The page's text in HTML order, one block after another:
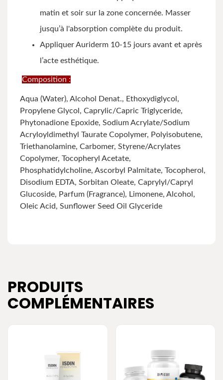
matin et soir sur la zone concernée. Masser
jusqu’à l'absorption complète du produit.
Appliquer Auriderm 10-15 jours avant et après
l’acte esthétique.
Composition :
Aqua (Water), Alcohol Denat., Ethoxydiglycol,
Propylene Glycol, Caprylic/Capric Triglyceride,
Phytonadione Epoxide, Sodium Acrylate/Sodium
Acryloyldimethyl Taurate Copolymer, Polyisobutene,
Triethanolamine, Carbomer, Styrene/Acrylates
Copolymer, Tocopheryl Acetate,
Phosphatidylcholine, Ascorbyl Palmitate, Tocopherol,
Disodium EDTA, Sorbitan Oleate, Caprylyl/Capryl
Glucoside, Parfum (Fragrance), Limonene, Alcohol,
Oleic Acid, Sunflower Seed Oil Glyceride
PRODUITS
COMPLÉMENTAIRES